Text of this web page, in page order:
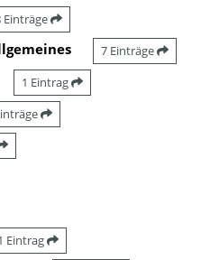
Einträge
7 Einträge
1 Eintrag
Eintrag